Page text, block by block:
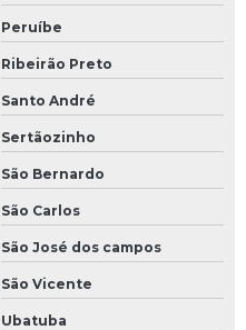
Peruíbe
Ribeirão Preto
Santo André
Sertãozinho
São Bernardo
São Carlos
São José dos campos
São Vicente
Ubatuba